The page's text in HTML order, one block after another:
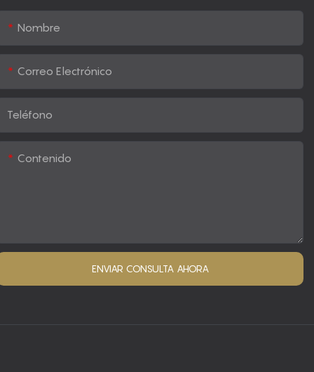
Nombre
Correo Electrónico
Teléfono
Contenido
ENVIAR CONSULTA AHORA